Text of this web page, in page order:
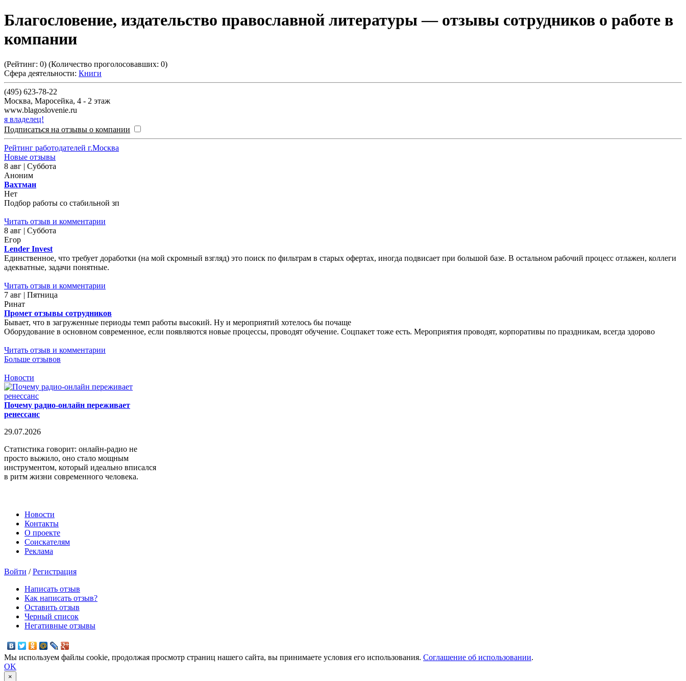
Благословение, издательство православной литературы— отзывы сотрудников о работе в
компании
(Рейтинг: 0) (Количество проголосовавших: 0)
Сфера деятельности: Книги
(495) 623-78-22
Москва, Маросейка, 4 - 2 этаж
www.blagoslovenie.ru
я владелец!
Подписаться на отзывы о компании
Рейтинг работодателей г.Москва
Новые отзывы
8 авг | Суббота
Аноним
Вахтман
Нет
Подбор работы со стабильной зп
Читать отзыв и комментарии
8 авг | Суббота
Егор
Lender Invest
Единственное, что требует доработки (на мой скромный взгляд) это поиск по фильтрам в старых офертах, иногда подвисает при большой базе. В остальном рабочий процесс отлажен, коллеги
адекватные, задачи понятные.
Читать отзыв и комментарии
7 авг | Пятница
Ринат
Промет отзывы сотрудников
Бывает, что в загруженные периоды темп работы высокий. Ну и мероприятий хотелось бы почаще
Оборудование в основном современное, если появляются новые процессы, проводят обучение. Соцпакет тоже есть. Мероприятия проводят, корпоративы по праздникам, всегда здорово
Читать отзыв и комментарии
Больше отзывов
Новости
Почему радио-онлайн переживает
ренессанс
29.07.2026
Статистика говорит: онлайн-радио не
просто выжило, оно стало мощным
инструментом, который идеально вписался
в ритм жизни современного человека.
Новости
Контакты
О проекте
Соискателям
Реклама
Войти /Регистрация
Написать отзыв
Как написать отзыв?
Оставить отзыв
Черный список
Негативные отзывы
Мы используем файлы cookie, продолжая просмотр страниц нашего сайта, вы принимаете условия его использования. Соглашение об использовании.
OK
×